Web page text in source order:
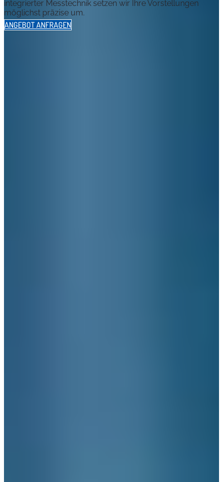
integrierter Messtechnik setzen wir Ihre Vorstellungen
möglichst präzise um.
ANGEBOT ANFRAGEN